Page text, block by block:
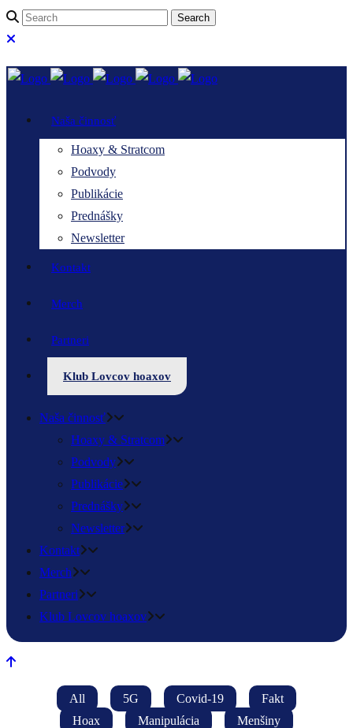
Naša činnosť
Hoaxy & Stratcom
Podvody
Publikácie
Prednášky
Newsletter
Kontakt
Merch
Partneri
Klub Lovcov hoaxov
Naša činnosť
Hoaxy & Stratcom
Podvody
Publikácie
Prednášky
Newsletter
Kontakt
Merch
Partneri
Klub Lovcov hoaxov
All 5G Covid-19
Fakt
Hoax
Manipulácia
Menšiny